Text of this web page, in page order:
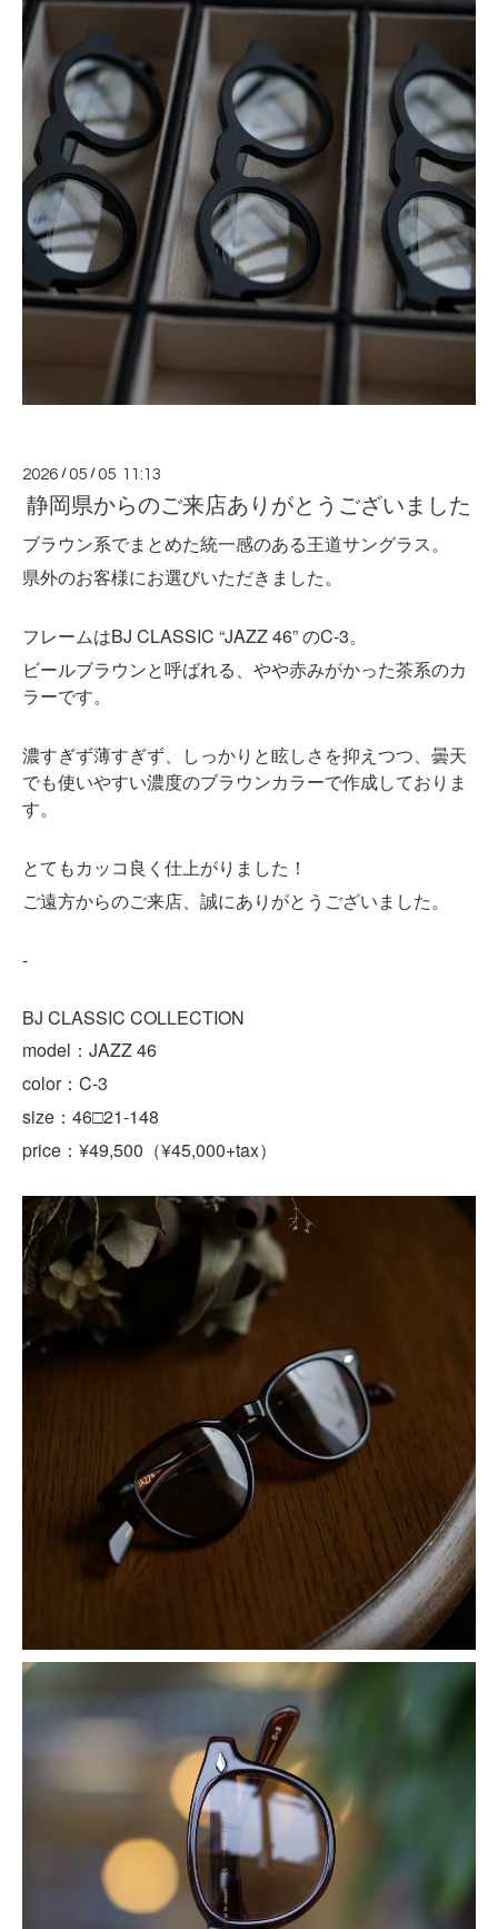
2026 /05 /05 11:13
静岡県からのご来店ありがとうございました
ブラウン系でまとめた統一感のある王道サングラス。
県外のお客様にお選びいただきました。
フレームはBJ CLASSIC “JAZZ 46” のC-3。
ビールブラウンと呼ばれる、やや赤みがかった茶系のカ
ラーです。
濃すぎず薄すぎず、しっかりと眩しさを抑えつつ、曇天
でも使いやすい濃度のブラウンカラーで作成しておりま
す。
とてもカッコ良く仕上がりました！
ご遠方からのご来店、誠にありがとうございました。
-
BJ CLASSIC COLLECTION
model：JAZZ 46
color：C-3
size：46□21-148
price ： ¥49,500 （¥45,000+tax）